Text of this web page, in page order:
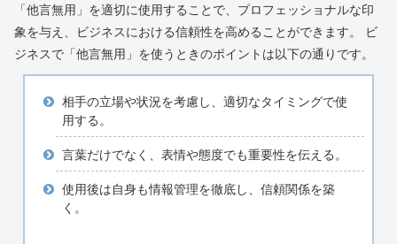
「他言無用」を適切に使用することで、プロフェッショナルな印
象を与え、ビジネスにおける信頼性を高めることができます。 ビ
ジネスで「他言無用」を使うときのポイントは以下の通りです。
相手の立場や状況を考慮し、適切なタイミングで使
用する。
言葉だけでなく、表情や態度でも重要性を伝える。
使用後は自身も情報管理を徹底し、信頼関係を築
く。